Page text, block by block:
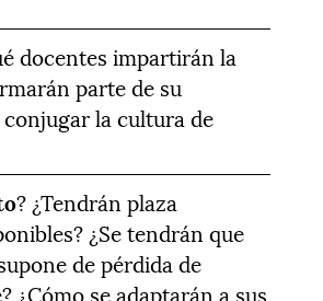
docentes impartirán la
parte de su
la cultura de
? ¿Tendrán plaza
¿Se tendrán que
de pérdida de
¿Cómo se adaptarán a sus